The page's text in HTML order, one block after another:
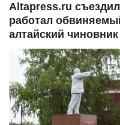
Altapress.ru
работал
алтайский чиновник